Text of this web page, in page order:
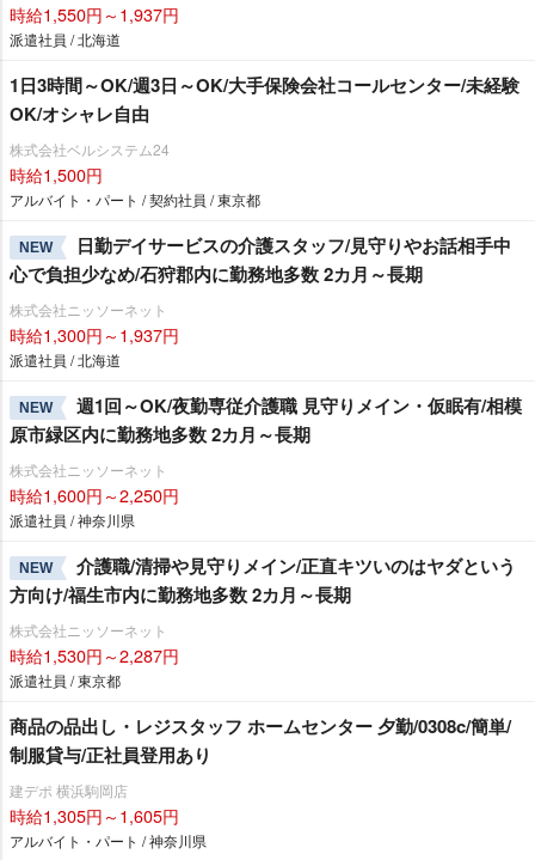
時給1,550円～1,937円
派遣社員 / 北海道
1日3時間～OK/週3日～OK/大手保険会社コールセンター/未経験
OK/オシャレ自由
株式会社ベルシステム24
時給1,500円
アルバイト・パート / 契約社員 / 東京都
NEW
日勤デイサービスの介護スタッフ/見守りやお話相手中
心で負担少なめ/石狩郡内に勤務地多数 2カ月～長期
株式会社ニッソーネット
時給1,300円～1,937円
派遣社員 / 北海道
NEW
週1回～OK/夜勤専従介護職 見守りメイン・仮眠有/相模
原市緑区内に勤務地多数 2カ月～長期
株式会社ニッソーネット
時給1,600円～2,250円
派遣社員 / 神奈川県
NEW
介護職/清掃や見守りメイン/正直キツいのはヤダという
方向け/福生市内に勤務地多数 2カ月～長期
株式会社ニッソーネット
時給1,530円～2,287円
派遣社員 / 東京都
商品の品出し・レジスタッフ ホームセンター 夕勤/0308c/簡単/
制服貸与/正社員登用あり
建デポ 横浜駒岡店
時給1,305円～1,605円
アルバイト・パート / 神奈川県